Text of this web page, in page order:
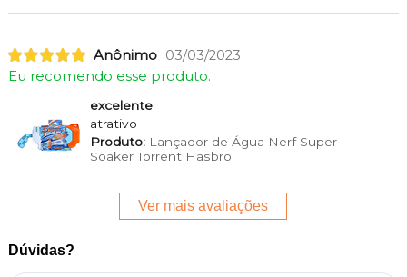
Anônimo 03/03/2023
Eu recomendo esse produto.
excelente
atrativo
Produto:Lançador de Água Nerf Super
Soaker Torrent Hasbro
Ver mais avaliações
Dúvidas?